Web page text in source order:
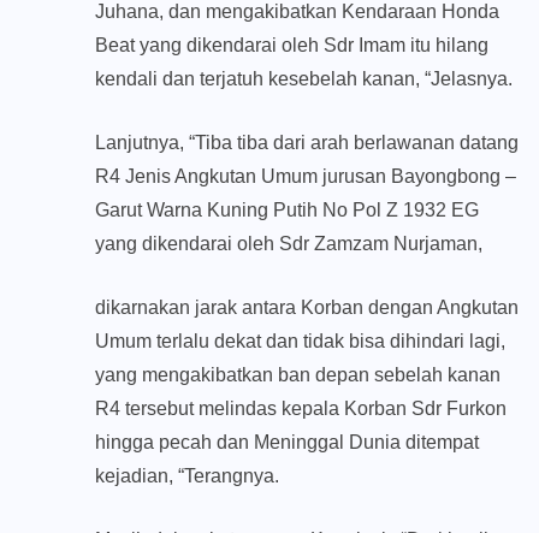
Juhana, dan mengakibatkan Kendaraan Honda
Beat yang dikendarai oleh Sdr Imam itu hilang
kendali dan terjatuh kesebelah kanan, “Jelasnya.
Lanjutnya, “Tiba tiba dari arah berlawanan datang
R4 Jenis Angkutan Umum jurusan Bayongbong –
Garut Warna Kuning Putih No Pol Z 1932 EG
yang dikendarai oleh Sdr Zamzam Nurjaman,
dikarnakan jarak antara Korban dengan Angkutan
Umum terlalu dekat dan tidak bisa dihindari lagi,
yang mengakibatkan ban depan sebelah kanan
R4 tersebut melindas kepala Korban Sdr Furkon
hingga pecah dan Meninggal Dunia ditempat
kejadian, “Terangnya.